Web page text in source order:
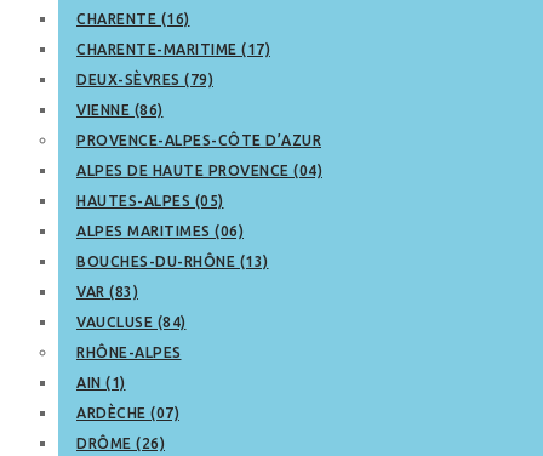
CHARENTE (16)
CHARENTE-MARITIME (17)
DEUX-SÈVRES (79)
VIENNE (86)
PROVENCE-ALPES-CÔTE D’AZUR
ALPES DE HAUTE PROVENCE (04)
HAUTES-ALPES (05)
ALPES MARITIMES (06)
BOUCHES-DU-RHÔNE (13)
VAR (83)
VAUCLUSE (84)
RHÔNE-ALPES
AIN (1)
ARDÈCHE (07)
DRÔME (26)